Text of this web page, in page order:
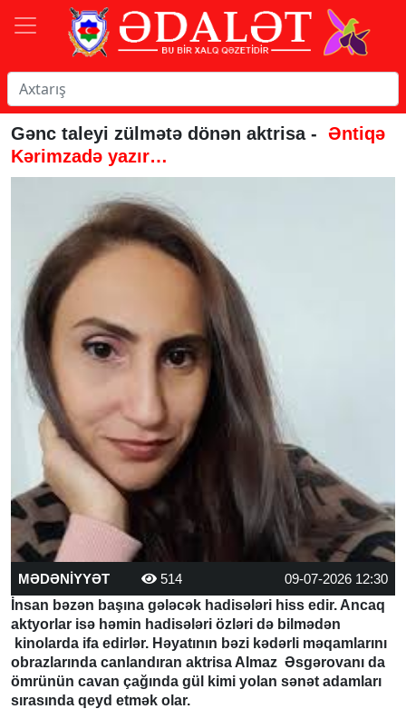
Gənc taleyi zülmətə dönən aktrisa - Əntiqə
Kərimzadə yazır…
MƏDƏNİYYƏT 514
09-07-2026 12:30
İnsan bəzən başına gələcək hadisələri hiss edir. Ancaq
aktyorlar isə həmin hadisələri özləri də bilmədən
kinolarda ifa edirlər. Həyatının bəzi kədərli məqamlarını
obrazlarında canlandıran aktrisa Almaz Əsgərovanı da
ömrünün cavan çağında gül kimi yolan sənət adamları
sırasında qeyd etmək olar.